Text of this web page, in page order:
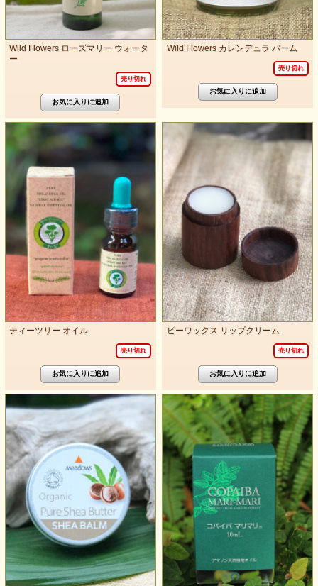
Wild Flowers ローズマリー ウォータ
ー
売り切れ
Wild Flowers カレンデュラ バーム
売り切れ
ティーツリー オイル
売り切れ
ビーワックス リップクリーム
売り切れ